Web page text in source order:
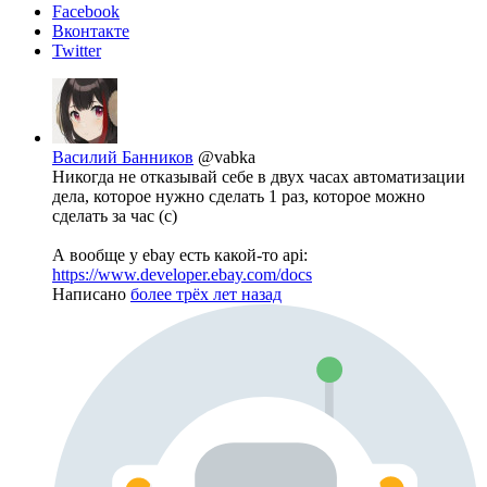
Facebook
Вконтакте
Twitter
Василий Банников @vabka
Никогда не отказывай себе в двух часах автоматизации
дела, которое нужно сделать 1 раз, которое можно
сделать за час (с)
А вообще у ebay есть какой-то api:
https://www.developer.ebay.com/docs
Написано более трёх лет назад